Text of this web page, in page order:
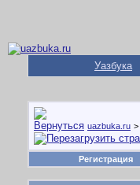
Уазбука
uazbuka.ru >
Регистрация